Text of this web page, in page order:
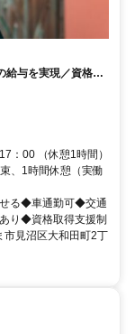
給与を実現／資格と
：00 （休憩1時間）
、1時間休憩（実働
せる◆車通勤可◆交通
り◆資格取得支援制
市見沼区大和田町2丁